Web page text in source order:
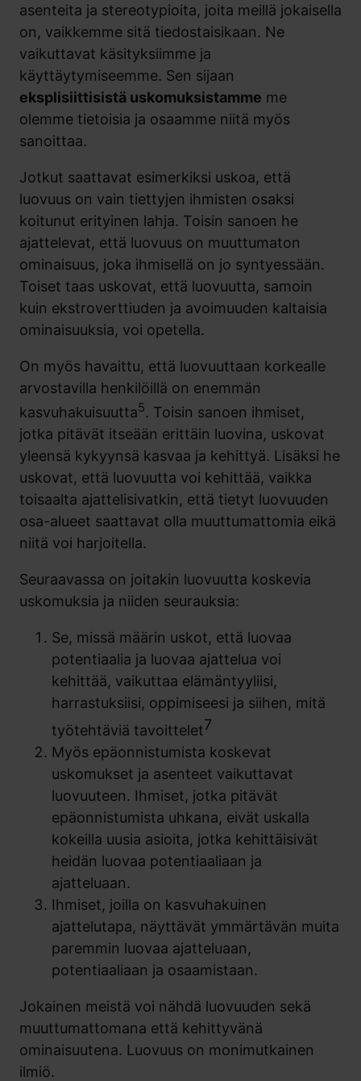
asenteita ja stereotypioita, joita meillä jokaisella
on, vaikkemme sitä tiedostaisikaan. Ne
vaikuttavat käsityksiimme ja
käyttäytymiseemme. Sen sijaan
eksplisiittisistä uskomuksistamme me
olemme tietoisia ja osaamme niitä myös
sanoittaa.
Jotkut saattavat esimerkiksi uskoa, että
luovuus on vain tiettyjen ihmisten osaksi
koitunut erityinen lahja. Toisin sanoen he
ajattelevat, että luovuus on muuttumaton
ominaisuus, joka ihmisellä on jo syntyessään.
Toiset taas uskovat, että luovuutta, samoin
kuin ekstroverttiuden ja avoimuuden kaltaisia
ominaisuuksia, voi opetella.
On myös havaittu, että luovuuttaan korkealle
arvostavilla henkilöillä on enemmän
kasvuhakuisuutta5. Toisin sanoen ihmiset,
jotka pitävät itseään erittäin luovina, uskovat
yleensä kykyynsä kasvaa ja kehittyä. Lisäksi he
uskovat, että luovuutta voi kehittää, vaikka
toisaalta ajattelisivatkin, että tietyt luovuuden
osa-alueet saattavat olla muuttumattomia eikä
niitä voi harjoitella.
Seuraavassa on joitakin luovuutta koskevia
uskomuksia ja niiden seurauksia:
Se, missä määrin uskot, että luovaa
potentiaalia ja luovaa ajattelua voi
kehittää, vaikuttaa elämäntyyliisi,
harrastuksiisi, oppimiseesi ja siihen, mitä
työtehtäviä tavoittelet7
Myös epäonnistumista koskevat
uskomukset ja asenteet vaikuttavat
luovuuteen. Ihmiset, jotka pitävät
epäonnistumista uhkana, eivät uskalla
kokeilla uusia asioita, jotka kehittäisivät
heidän luovaa potentiaaliaan ja
ajatteluaan.
Ihmiset, joilla on kasvuhakuinen
ajattelutapa, näyttävät ymmärtävän muita
paremmin luovaa ajatteluaan,
potentiaaliaan ja osaamistaan.
Jokainen meistä voi nähdä luovuuden sekä
muuttumattomana että kehittyvänä
ominaisuutena. Luovuus on monimutkainen
ilmiö.